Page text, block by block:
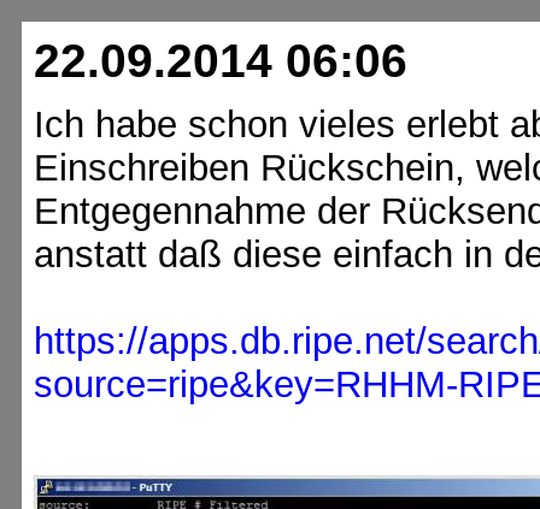
22.09.2014 06:06
Ich habe schon vieles erlebt
Einschreiben Rückschein,
Entgegennahme der
anstatt daß diese einfach in
https://apps.db.ripe.net/
source=ripe&key=RHHM-